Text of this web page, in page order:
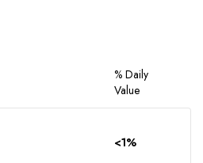
% Daily
Value
<1%